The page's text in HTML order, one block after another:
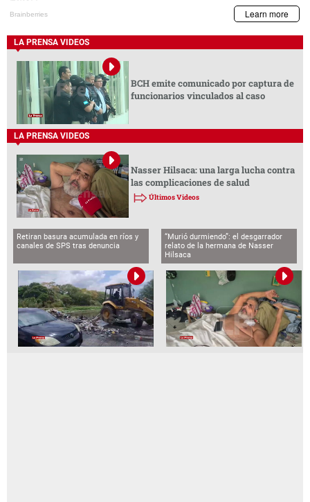
LA PRENSA VIDEOS
BCH emite comunicado por captura de
funcionarios vinculados al caso
LA PRENSA VIDEOS
Nasser Hilsaca: una larga lucha contra
las complicaciones de salud
Últimos Videos
Retiran basura acumulada en ríos y
canales de SPS tras denuncia
“Murió durmiendo”: el desgarrador
relato de la hermana de Nasser
Hilsaca